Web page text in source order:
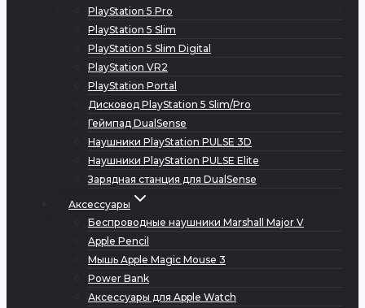
PlayStation 5 Pro
PlayStation 5 Slim
PlayStation 5 Slim Digital
PlayStation VR2
PlayStation Portal
Дисковод PlayStation 5 Slim/Pro
Геймпад DualSense
Наушники PlayStation PULSE 3D
Наушники PlayStation PULSE Elite
Зарядная станция для DualSense
Аксессуары
Беспроводные наушники Marshall Major V
Apple Pencil
Мышь Apple Magic Mouse 3
Power Bank
Аксессуары для Apple Watch